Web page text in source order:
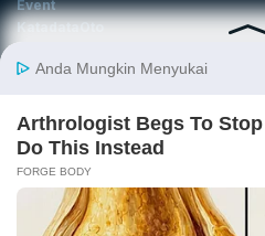
Event
KatadataOto
Email